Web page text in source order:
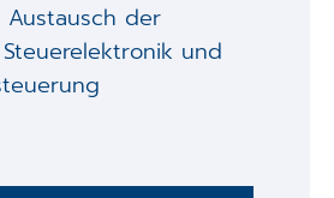
der
und